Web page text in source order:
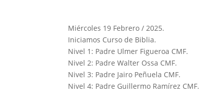
Miércoles 19 Febrero / 2025.
Iniciamos Curso de Biblia.
Nivel 1: Padre Ulmer Figueroa CMF.
Nivel 2: Padre Walter Ossa CMF.
Nivel 3: Padre Jairo Peñuela CMF.
Nivel 4: Padre Guillermo Ramírez CMF.